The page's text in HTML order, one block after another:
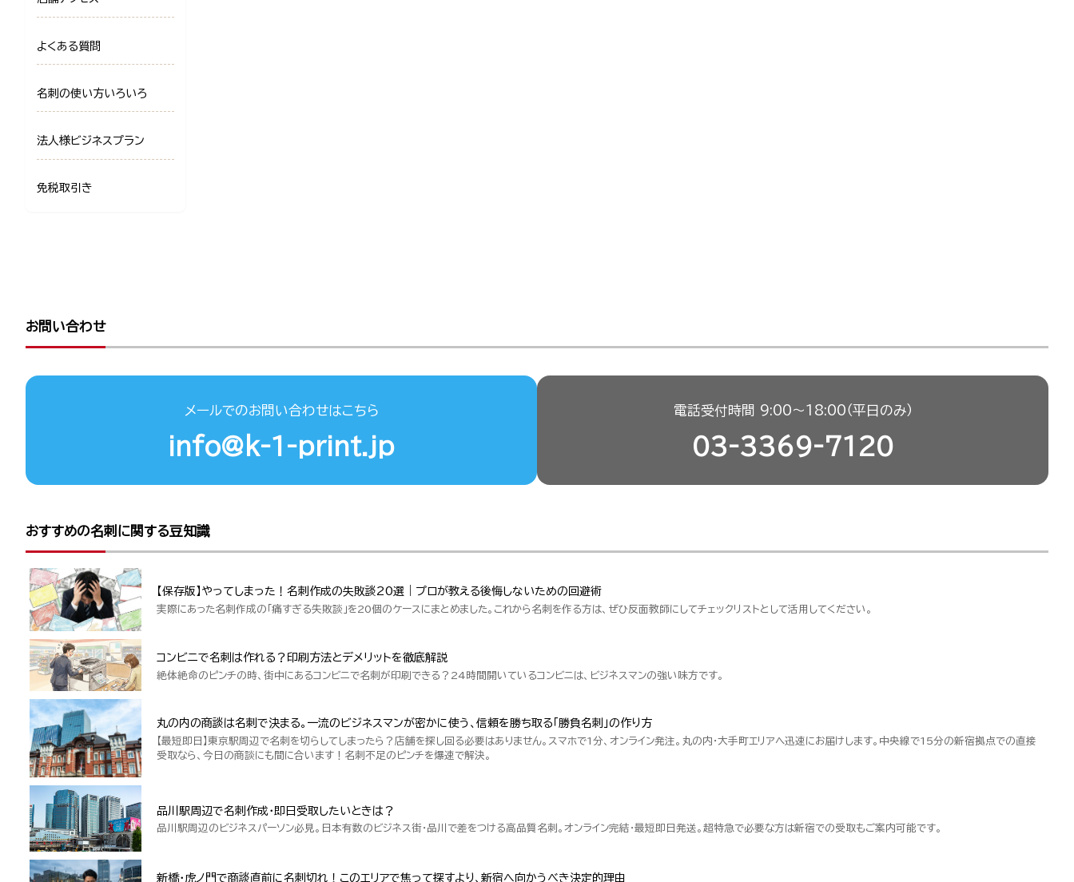
よくある質問
名刺の使い方いろいろ
法人様ビジネスプラン
免税取引き
お問い合わせ
メールでのお問い合わせはこちら
info@k-1-print.jp
電話受付時間 9:00〜18:00（平日のみ）
03-3369-7120
おすすめの名刺に関する豆知識
【保存版】やってしまった！名刺作成の失敗談20選｜プロが教える後悔しないための回避術
実際にあった名刺作成の「痛すぎる失敗談」を20個のケースにまとめました。これから名刺を作る方は、ぜひ反面教師にしてチェックリストとして活用してください。
コンビニで名刺は作れる？印刷方法とデメリットを徹底解説
絶体絶命のピンチの時、街中にあるコンビニで名刺が印刷できる？24時間開いているコンビニは、ビジネスマンの強い味方です。
丸の内の商談は名刺で決まる。一流のビジネスマンが密かに使う、信頼を勝ち取る「勝負名刺」の作り方
【最短即日】東京駅周辺で名刺を切らしてしまったら？店舗を探し回る必要はありません。スマホで1分、オンライン発注。丸の内・大手町エリアへ迅速にお届けします。中央線で15分の新宿拠点での直接
受取なら、今日の商談にも間に合います！名刺不足のピンチを爆速で解決。
品川駅周辺で名刺作成・即日受取したいときは？
品川駅周辺のビジネスパーソン必見。日本有数のビジネス街・品川で差をつける高品質名刺。オンライン完結・最短即日発送。超特急で必要な方は新宿での受取もご案内可能です。
新橋・虎ノ門で商談直前に名刺切れ！このエリアで焦って探すより、新宿へ向かうべき決定的理由